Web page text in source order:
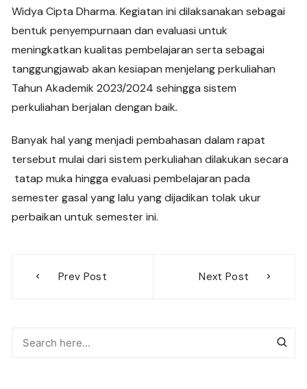
Widya Cipta Dharma. Kegiatan ini dilaksanakan sebagai
bentuk penyempurnaan dan evaluasi untuk
meningkatkan kualitas pembelajaran serta sebagai
tanggungjawab akan kesiapan menjelang perkuliahan
Tahun Akademik 2023/2024 sehingga sistem
perkuliahan berjalan dengan baik.
Banyak hal yang menjadi pembahasan dalam rapat
tersebut mulai dari sistem perkuliahan dilakukan secara
tatap muka hingga evaluasi pembelajaran pada
semester gasal yang lalu yang dijadikan tolak ukur
perbaikan untuk semester ini.
navigation
Prev Post Next Post